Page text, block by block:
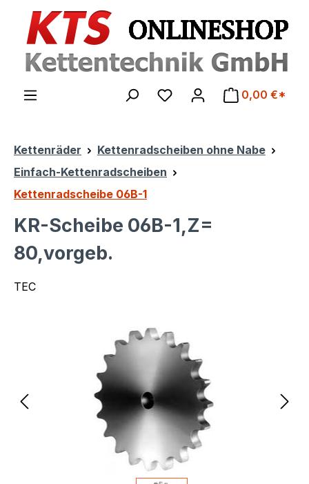
Zum Hauptinhalt springen
0,00 €*
Kettenräder
Kettenradscheiben ohne Nabe
Einfach-Kettenradscheiben
Kettenradscheibe 06B-1
KR-Scheibe 06B-1,Z=
80,vorgeb.
TEC
Bildergalerie überspringen